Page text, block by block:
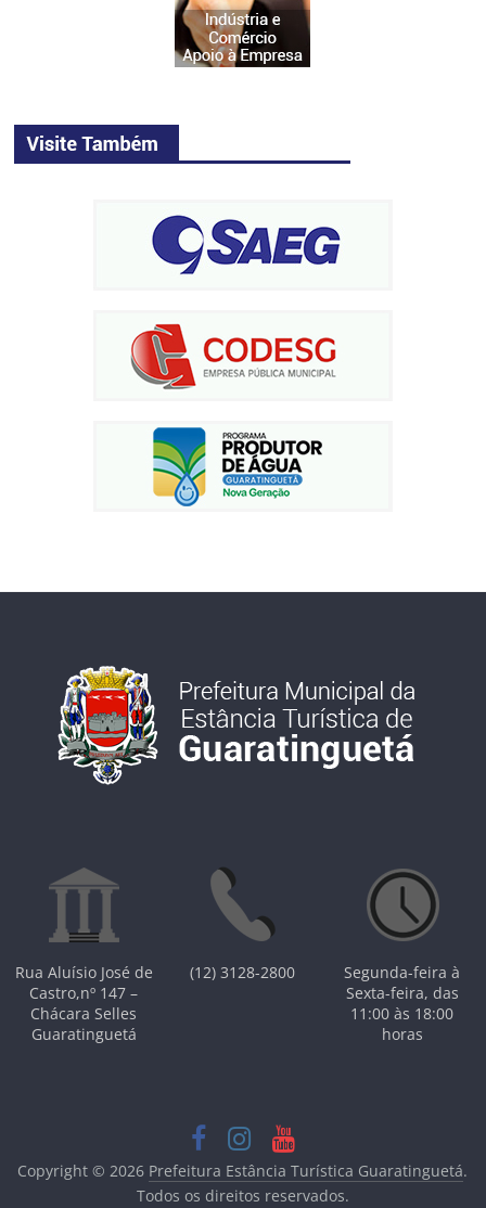
Rua Aluísio José de
Castro,nº 147 –
Chácara Selles
Guaratinguetá
(12) 3128-2800
Segunda-feira à
Sexta-feira, das
11:00 às 18:00
horas
Copyright © 2026 Prefeitura Estância Turística Guaratinguetá.
Todos os direitos reservados.